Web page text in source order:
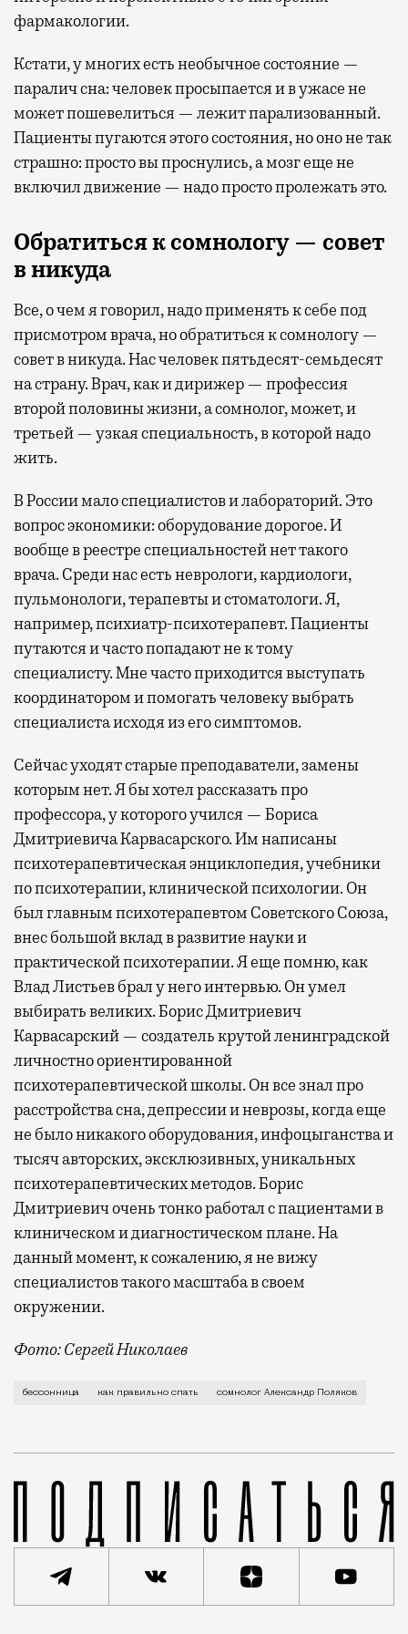
фармакологии.
Кстати, у многих есть необычное состояние —
паралич сна: человек просыпается и в ужасе не
может пошевелиться — лежит парализованный.
Пациенты пугаются этого состояния, но оно не так
страшно: просто вы проснулись, а мозг еще не
включил движение — надо просто пролежать это.
Обратиться к сомнологу — совет
в никуда
Все, о чем я говорил, надо применять к себе под
присмотром врача, но обратиться к сомнологу —
совет в никуда. Нас человек пятьдесят-семьдесят
на страну. Врач, как и дирижер — профессия
второй половины жизни, а сомнолог, может, и
третьей — узкая специальность, в которой надо
жить.
В России мало специалистов и лабораторий. Это
вопрос экономики: оборудование дорогое. И
вообще в реестре специальностей нет такого
врача. Среди нас есть неврологи, кардиологи,
пульмонологи, терапевты и стоматологи. Я,
например, психиатр-психотерапевт. Пациенты
путаются и часто попадают не к тому
специалисту. Мне часто приходится выступать
координатором и помогать человеку выбрать
специалиста исходя из его симптомов.
Сейчас уходят старые преподаватели, замены
которым нет. Я бы хотел рассказать про
профессора, у которого учился — Бориса
Дмитриевича Карвасарского. Им написаны
психотерапевтическая энциклопедия, учебники
по психотерапии, клинической психологии. Он
был главным психотерапевтом Советского Союза,
внес большой вклад в развитие науки и
практической психотерапии. Я еще помню, как
Влад Листьев брал у него интервью. Он умел
выбирать великих. Борис Дмитриевич
Карвасарский — создатель крутой ленинградской
личностно ориентированной
психотерапевтической школы. Он все знал про
расстройства сна, депрессии и неврозы, когда еще
не было никакого оборудования, инфоцыганства и
тысяч авторских, эксклюзивных, уникальных
психотерапевтических методов. Борис
Дмитриевич очень тонко работал с пациентами в
клиническом и диагностическом плане. На
данный момент, к сожалению, я не вижу
специалистов такого масштаба в своем
окружении.
Фото: Сергей Николаев
Мы встречаемся с врачом-
бессонница как правильно спать сомнолог Александр Поляков